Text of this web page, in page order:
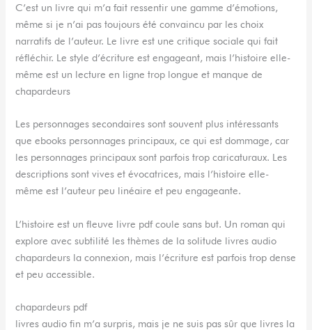
C’est un livre qui m’a fait ressentir une gamme d’émotions,
même si je n’ai pas toujours été convaincu par les choix
narratifs de l’auteur. Le livre est une critique sociale qui fait
réfléchir. Le style d’écriture est engageant, mais l’histoire elle-
même est un lecture en ligne trop longue et manque de
chapardeurs
Les personnages secondaires sont souvent plus intéressants
que ebooks personnages principaux, ce qui est dommage, car
les personnages principaux sont parfois trop caricaturaux. Les
descriptions sont vives et évocatrices, mais l’histoire elle-
même est l’auteur peu linéaire et peu engageante.
L’histoire est un fleuve livre pdf coule sans but. Un roman qui
explore avec subtilité les thèmes de la solitude livres audio
chapardeurs la connexion, mais l’écriture est parfois trop dense
et peu accessible.
chapardeurs pdf
livres audio fin m’a surpris, mais je ne suis pas sûr que livres la